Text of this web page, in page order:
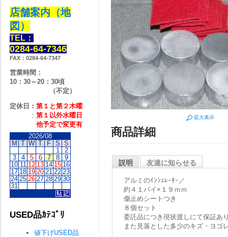
拡大表示
商品詳細
説明 友達に知らせる
アルミのｲﾝｼｭﾚｰﾀｰ／
約４１パイ×１９ｍｍ
傷止めシートつき
８個セット
委託品につき現状渡しにて保証あ
また見落とした多少のキズ・ヨゴ
店舗案内（地
図）
TEL：
0284-64-7346
FAX：0284-64-7347
営業時間：
10：30～20：30頃
（不定）
定休日： 第１と第２木曜
： 第１以外水曜日
他予定で変更有
2026/08
M T W T F S S
1
2
3
4 5 6 7 8
9
10 11 12 13 14 15 16
17 18 19 20 21 22 23
24 25 26 27 28 29 30
31
USED品ｶﾃｺﾞﾘ
値下げUSED品